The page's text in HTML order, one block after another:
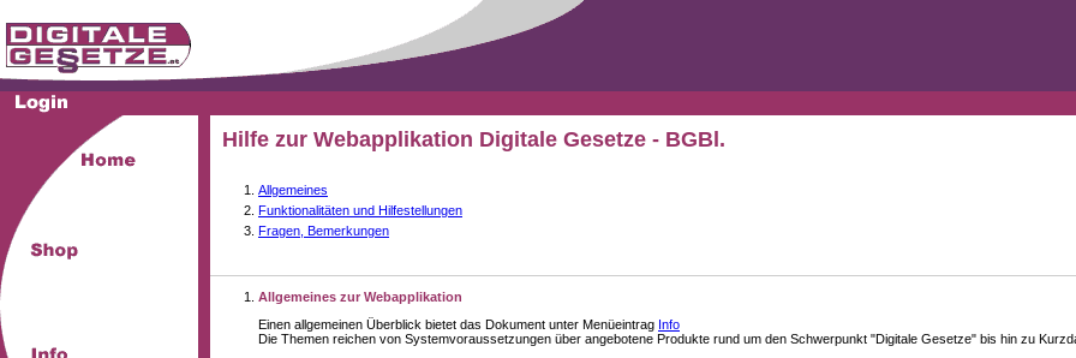
Hilfe zur Webapplikation Digitale Gesetze - BGBl.
Allgemeines
Funktionalitäten und Hilfestellungen
Fragen, Bemerkungen
Allgemeines zur Webapplikation
Einen allgemeinen Überblick bietet das Dokument unter Menüeintrag Info
Die Themen reichen von Systemvoraussetzungen über angebotene Produkte rund um den Schwerpunkt "Digitale Gesetze" bis hin zu